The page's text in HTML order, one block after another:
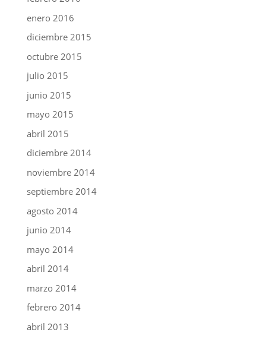
enero 2016
diciembre 2015
octubre 2015
julio 2015
junio 2015
mayo 2015
abril 2015
diciembre 2014
noviembre 2014
septiembre 2014
agosto 2014
junio 2014
mayo 2014
abril 2014
marzo 2014
febrero 2014
abril 2013